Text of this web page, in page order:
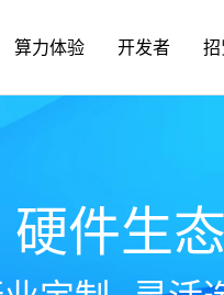
算力体验 开发者
硬件生态